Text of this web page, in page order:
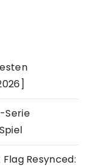
Serie
Flag Resynced: